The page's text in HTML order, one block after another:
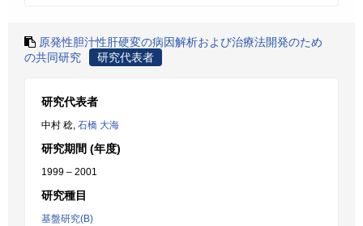
原発性胆汁性肝硬変の病因解析および治療法開発のため
の共同研究
研究代表者
研究代表者
中村 稔, 石橋 大海
研究期間 (年度)
1999 – 2001
研究種目
基盤研究(B)